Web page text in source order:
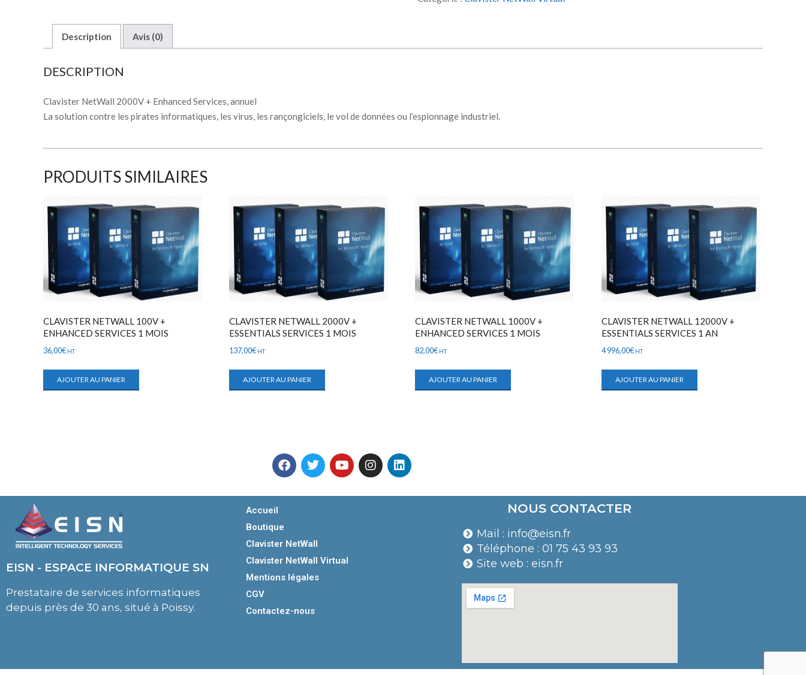
Description Avis (0)
DESCRIPTION
Clavister NetWall 2000V + Enhanced Services, annuel
La solution contre les pirates informatiques, les virus, les rançongiciels, le vol de données ou l’espionnage industriel.
PRODUITS SIMILAIRES
CLAVISTER NETWALL 100V +
ENHANCED SERVICES 1 MOIS
36,00€ HT
AJOUTER AU PANIER
CLAVISTER NETWALL 2000V +
ESSENTIALS SERVICES 1 MOIS
137,00€ HT
AJOUTER AU PANIER
CLAVISTER NETWALL 1000V +
ENHANCED SERVICES 1 MOIS
82,00€ HT
AJOUTER AU PANIER
CLAVISTER NETWALL 12000V +
ESSENTIALS SERVICES 1 AN
4 996,00€ HT
AJOUTER AU PANIER
EISN - ESPACE INFORMATIQUE SN
Prestataire de services informatiques
depuis près de 30 ans, situé à Poissy.
Accueil
Boutique
Clavister NetWall
Clavister NetWall Virtual
Mentions légales
CGV
Contactez-nous
NOUS CONTACTER
Mail : info@eisn.fr
Téléphone : 01 75 43 93 93
Site web : eisn.fr